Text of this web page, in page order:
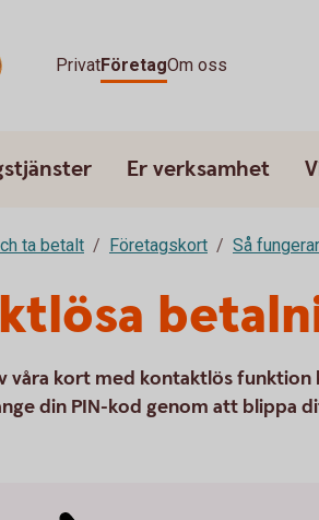
PrivatFöretagOm oss
Er verksamhet
ta betalt Företagskort Så
våra kort med kontaktlös
din PIN-kod genom att blippa